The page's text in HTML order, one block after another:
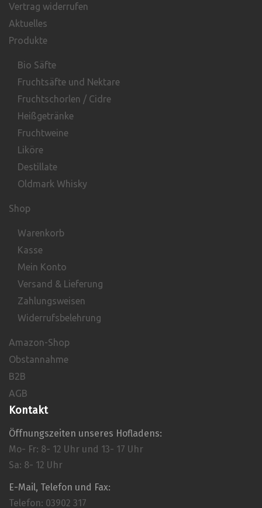
Vertrag widerrufen
Aktuelles
Produkte
Bio Säfte
Fruchtsäfte und Nektare
Fruchtschorlen / Cidre
Heißgetränke
Fruchtweine
Liköre
Destillate
Oldmark Whisky
Shop
Warenkorb
Kasse
Mein Konto
Versand & Lieferung
Zahlungsweisen
Widerrufsbelehrung
Amazon-Shop
Obstannahme
B2B
AGB
Kontakt
Öffnungszeiten unseres Hofladens:
Mo- Fr: 8- 12 Uhr und 13- 17 Uhr
Sa: 8- 12 Uhr
E-Mail, Telefon und Fax:
Telefon: 03902 317